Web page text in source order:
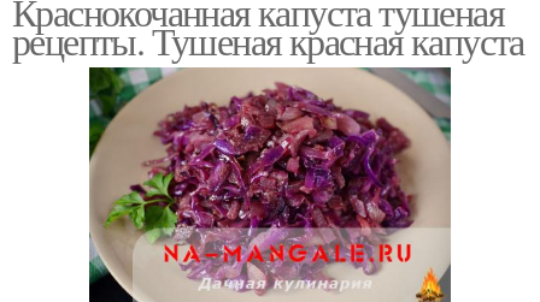
Краснокочанная капуста тушеная
рецепты. Тушеная красная капуста